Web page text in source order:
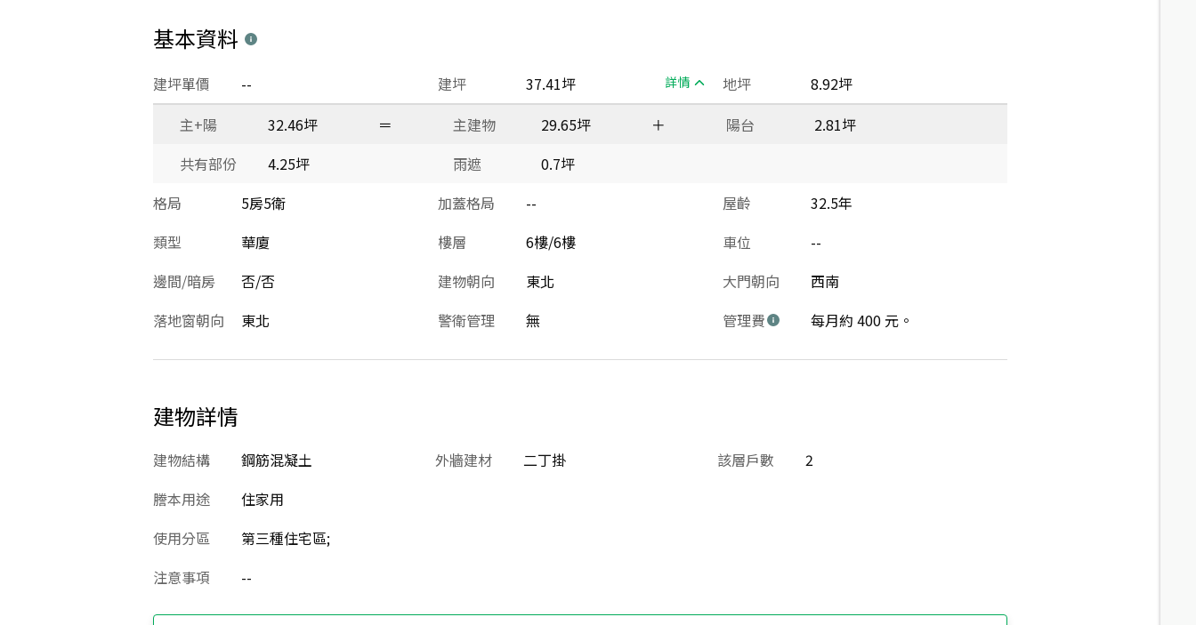
基本資料
建坪 37.41坪 詳情
建坪單價 -- 地坪
8.92坪
主+陽
32.46坪 ＝ 主建物 29.65坪 ＋ 陽台
2.81坪
共有部份
4.25坪 雨遮
0.7坪
格局
5房5衛 加蓋格局 -- 屋齡
32.5年
類型
華廈 樓層 6樓/6樓 車位
--
邊間/暗房
否/否 建物朝向 東北 大門朝向
西南
落地窗朝向
東北 警衛管理 無 管理費 每月約 400 元。
建物詳情
建物結構 鋼筋混凝土 外牆建材 二丁掛 該層戶數
2
謄本用途
住家用
使用分區
第三種住宅區;
注意事項
--